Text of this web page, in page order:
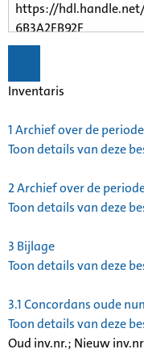
Inventaris
1Archief over de
Toon details van deze
2Archief over de
Toon details van deze
3 Bijlage
Toon details van deze
3.1Concordans oude
Toon details van deze
Oud inv.nr.; Nieuw